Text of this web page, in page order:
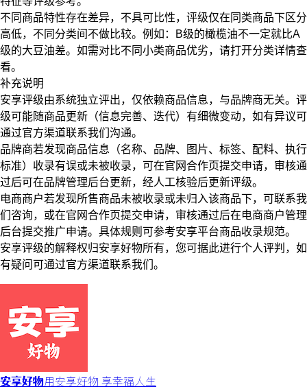
不同商品特性存在差异，不具可比性，评级仅在 同类商品下区分
高低，不同分类间不做比较。例如：B级的橄榄油不一定就比A
级的大豆油差。如需对比不同小类商品优劣，请打开分类详情查
看。
补充说明
安享评级由系统独立评出，仅依赖商品信息， 与品牌商无关。评
级可能随商品更新（信息完善、迭代）有细微变动，如有异议可
通过官方渠道联系我们沟通。
品牌商若发现商品信息（名称、品牌、图片、标签、配料、执行
标准）收录有误或未被收录，可在官网合作页提交申请，审核通
过后可在品牌管理后台更新，经人工核验后更新评级。
电商商户若发现所售商品未被收录或未归入该商品下，可联系我
们咨询，或在官网合作页提交申请，审核通过后在电商商户管理
后台提交推广申请。具体规则可参考安享平台商品收录规范。
安享评级的解释权归安享好物所有，您可据此进行个人评判，如
有疑问可通过官方渠道联系我们。
安享好物用安享好物 享幸福人生